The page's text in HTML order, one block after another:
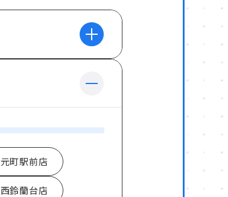
元町駅前店
西鈴蘭台店